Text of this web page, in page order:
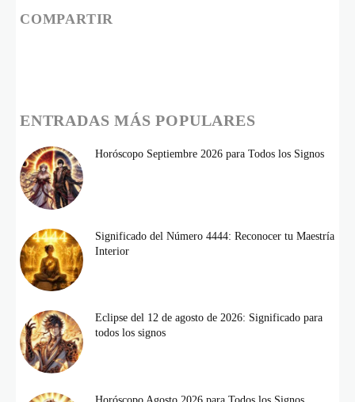
COMPARTIR
ENTRADAS MÁS POPULARES
Horóscopo Septiembre 2026 para Todos los Signos
Significado del Número 4444: Reconocer tu Maestría
Interior
Eclipse del 12 de agosto de 2026: Significado para
todos los signos